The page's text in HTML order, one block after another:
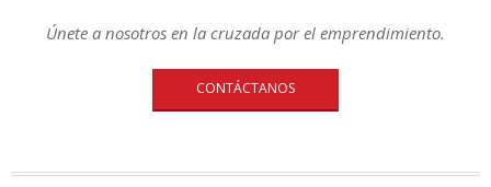
Únete a nosotros en la cruzada por el emprendimiento.
CONTÁCTANOS